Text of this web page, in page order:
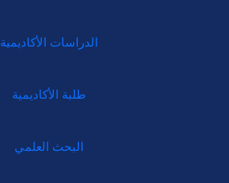
الدراسات الأكاديمية
طلبة الأكاديمية
البحث العلمي